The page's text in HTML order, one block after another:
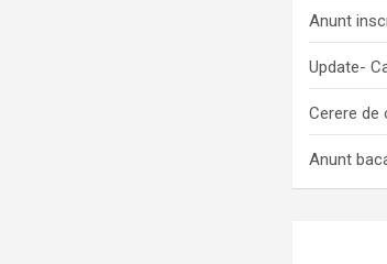
Anunt
Update-
Cerere de
Anunt